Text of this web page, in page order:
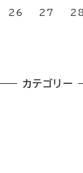
26 27 28
カテゴリー